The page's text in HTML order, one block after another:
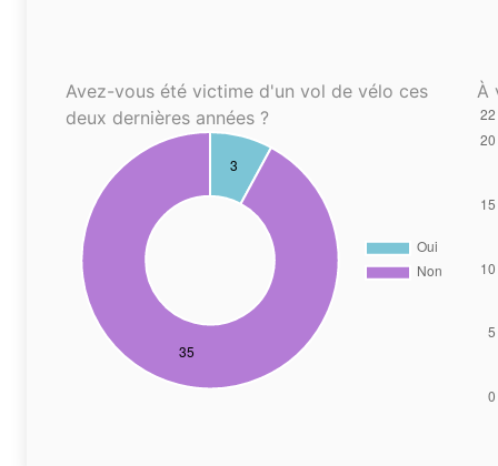
Avez-vous été victime d'un vol de vélo ces
deux dernières années ?
À